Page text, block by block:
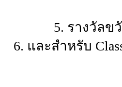
5. รางวัล
6. และสำหรับ